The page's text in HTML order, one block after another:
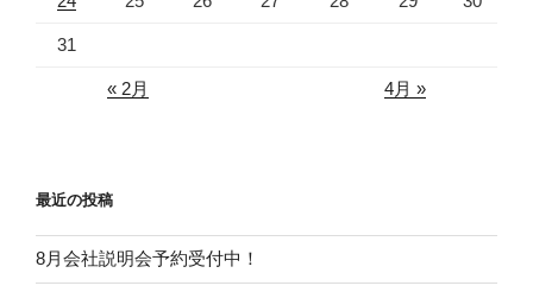
31
« 2月 4月 »
最近の投稿
8月会社説明会予約受付中！